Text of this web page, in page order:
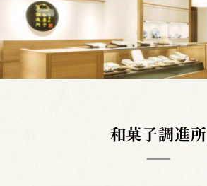
和菓子調進所